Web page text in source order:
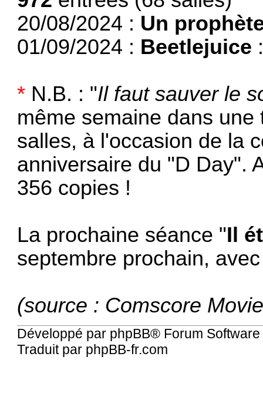
20/08/2024 : Un
01/09/2024 : Beetlejuice
* N.B. : "Il faut sauver le
même semaine dans
salles, à l'occasion de la
anniversaire du "D Day".
356 copies !
La prochaine séance "Il
septembre prochain,
(source : Comscore
Développé par phpBB® Forum
Traduit par phpBB-fr.com